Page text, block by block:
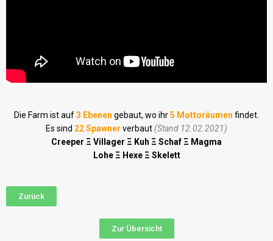
Die Farm ist auf3 Ebenen gebaut, wo ihr5 Mottoräumen findet.
Es sind 22 Spawner verbaut(Stand 12.02.2021)
Creeper Ξ Villager Ξ Kuh Ξ Schaf Ξ Magma
Lohe Ξ Hexe Ξ Skelett
Zurück
Zur Übersicht